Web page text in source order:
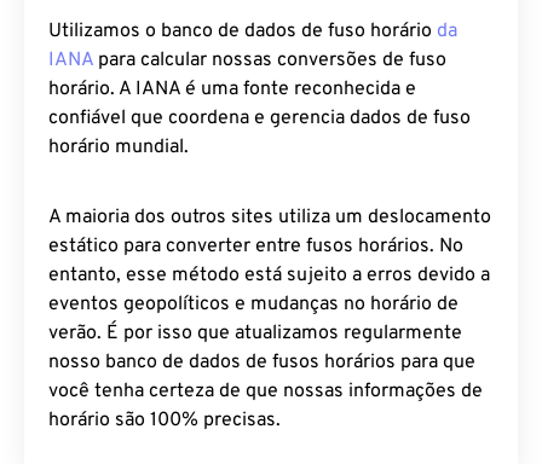
Utilizamos o banco de dados de fuso horário da
IANA para calcular nossas conversões de fuso
horário. A IANA é uma fonte reconhecida e
confiável que coordena e gerencia dados de fuso
horário mundial.
A maioria dos outros sites utiliza um deslocamento
estático para converter entre fusos horários. No
entanto, esse método está sujeito a erros devido a
eventos geopolíticos e mudanças no horário de
verão. É por isso que atualizamos regularmente
nosso banco de dados de fusos horários para que
você tenha certeza de que nossas informações de
horário são 100% precisas.